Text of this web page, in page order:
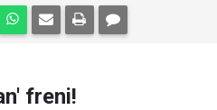
freni!